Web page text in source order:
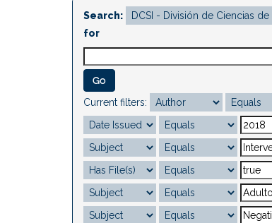
Search:
for
Current filters: